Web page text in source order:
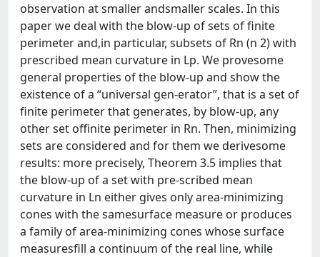
observation at smaller andsmaller scales. In this
paper we deal with the blow-up of sets of finite
perimeter and,in particular, subsets of Rn (n 2) with
prescribed mean curvature in Lp. We provesome
general properties of the blow-up and show the
existence of a “universal gen-erator”, that is a set of
finite perimeter that generates, by blow-up, any
other set offinite perimeter in Rn. Then, minimizing
sets are considered and for them we derivesome
results: more precisely, Theorem 3.5 implies that
the blow-up of a set with pre-scribed mean
curvature in Ln either gives only area-minimizing
cones with the samesurface measure or produces
a family of area-minimizing cones whose surface
measuresfill a continuum of the real line, while